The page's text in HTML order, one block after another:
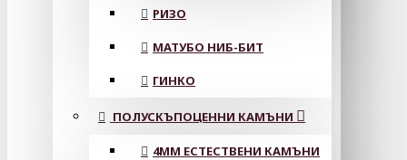
РИЗО
МАТУБО НИБ-БИТ
ГИНКО
ПОЛУСКЪПОЦЕННИ КАМЪНИ
4MM ЕСТЕСТВЕНИ КАМЪНИ